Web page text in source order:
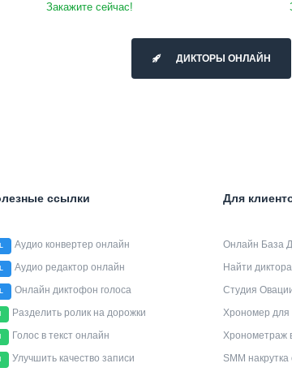
Закажите сейчас!
ДИКТОРЫ ОНЛАЙН
ссылки
Аудио конвертер онлайн
Аудио редактор онлайн
Онлайн диктофон голоса
Разделить ролик на дорожки
Голос в текст онлайн
Улучшить качество записи
Для
Онлайн База
Найти
Студия
Хрономер для
Хронометраж
SMM накрутка